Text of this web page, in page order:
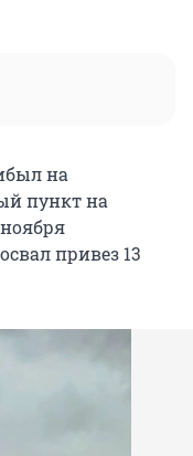
на
пункт на
ноября
привез 13